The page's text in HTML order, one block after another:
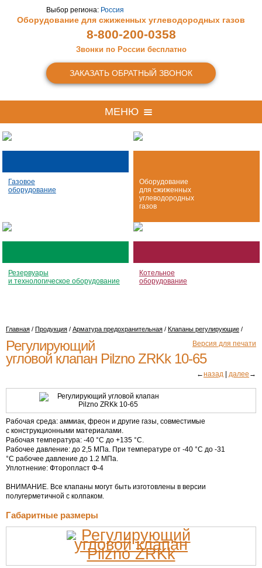
Выбор региона: Россия
Оборудование для сжиженных углеводородных газов
8-800-200-0358
Звонки по России бесплатно
ЗАКАЗАТЬ ОБРАТНЫЙ ЗВОНОК
МЕНЮ
Газовое
оборудование
Оборудование
для сжиженных
углеводородных
газов
Резервуары
и технологическое оборудование
Котельное
оборудование
Главная / Продукция / Арматура предохранительная / Клапаны регулирующие /
Версия для печати
Регулирующий
угловой клапан Pilzno ZRKk 10-65
←назад | далее →
Рабочая среда: аммиак, фреон и другие газы, совместимые
с конструкционными материалами.
Рабочая температура: -40 °С до +135 °С.
Рабочее давление: до 2,5 МПа. При температуре от -40 °С до -31
°С рабочее давление до 1.2 МПа.
Уплотнение: Фторопласт Ф-4
ВНИМАНИЕ. Все клапаны могут быть изготовлены в версии
полугерметичной с колпаком.
Габаритные размеры